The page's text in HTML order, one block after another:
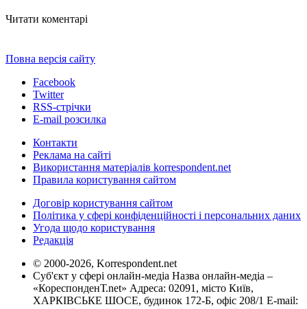
Читати коментарі
Повна версія сайту
Facebook
Twitter
RSS-стрічки
E-mail розсилка
Контакти
Реклама на сайті
Використання матеріалів korrespondent.net
Правила користування сайтом
Договір користування сайтом
Політика у сфері конфіденційності і персональних даних
Угода щодо користування
Редакція
© 2000-2026, Korrespondent.net
Суб'єкт у сфері онлайн-медіа Назва онлайн-медіа –
«КореспонденТ.net» Адреса: 02091, місто Київ,
ХАРКІВСЬКЕ ШОСЕ, будинок 172-Б, офіс 208/1 E-mail: